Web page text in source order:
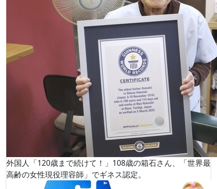
外国人「120歳まで続けて！」108歳の箱石さん、「世界最
高齢の女性現役理容師」でギネス認定。